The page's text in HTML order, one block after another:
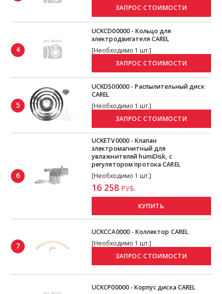
4
UCKCD00000 - Кольцо для
электродвигателя CAREL
[Необходимо 1 шт.]
5
UCKDS00000 - Распылительный диск
CAREL
[Необходимо 1 шт.]
6
UCKETV0000 - Клапан
электромагнитный для
увлажнителей humiDisk, с
регулятором протока CAREL
[Необходимо 1 шт.]
16 258РУБ.
КУПИТЬ
7
UCKCCA0000 - Коллектор CAREL
[Необходимо 1 шт.]
UCKCP00000 - Корпус диска CAREL